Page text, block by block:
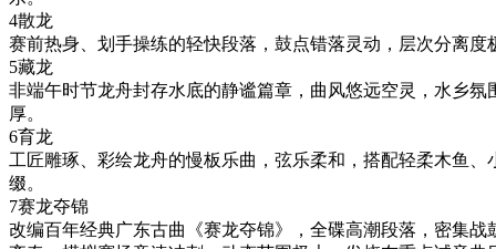
4散龙
赛前热身、划手操练的轻快段落，鼓点错落灵动，层次分离度
5藏龙
非端午时节龙舟封存水底的静谧篇章，曲风悠远空灵，水乡氛
厚。
6育龙
工匠雕琢、彩绘龙舟的慢板乐曲，弦乐柔和，搭配轻柔木鱼、
缀。
7赛龙夺锦
改编百年经典广东古曲《赛龙夺锦》，全碟高潮段落，密集战